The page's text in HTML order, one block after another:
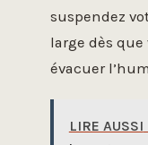
suspendez
large dès
évacuer
LIRE AUSSI